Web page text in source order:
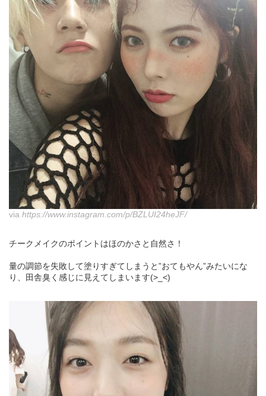
via https://www.instagram.com/p/BZLUI24heJF/
チークメイクのポイントはほのかさと自然さ！
量の調節を失敗して塗りすぎてしまうと”おてもやん”みたいにな
り、田舎臭く感じに見えてしまいます(>_<)